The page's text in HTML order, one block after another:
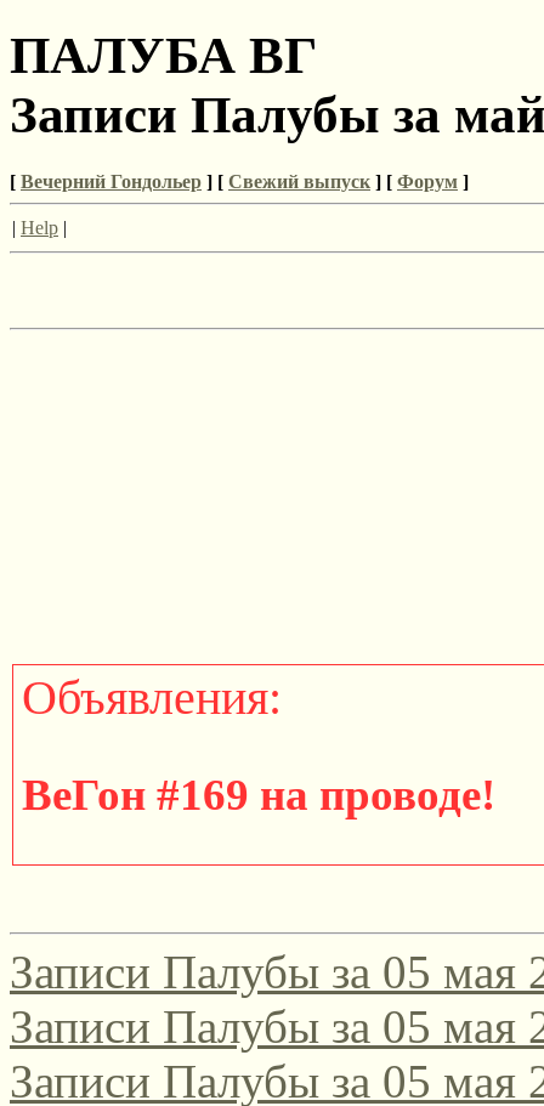
ПАЛУБА ВГ
Записи Палубы за
[ Вечерний Гондольер ] [ Свежий выпуск ] [ Форум ]
| Help |
Объявления:
ВеГон #169 на проводе!
Участвуйте в
Записи Палубы за 05 мая
Записи Палубы за 05 мая
Записи Палубы за 05 мая